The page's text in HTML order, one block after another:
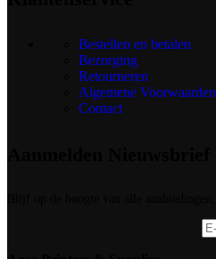
Bestellen en betalen
Bezorging
Retourneren
Algemene Voorwaarden
Contact